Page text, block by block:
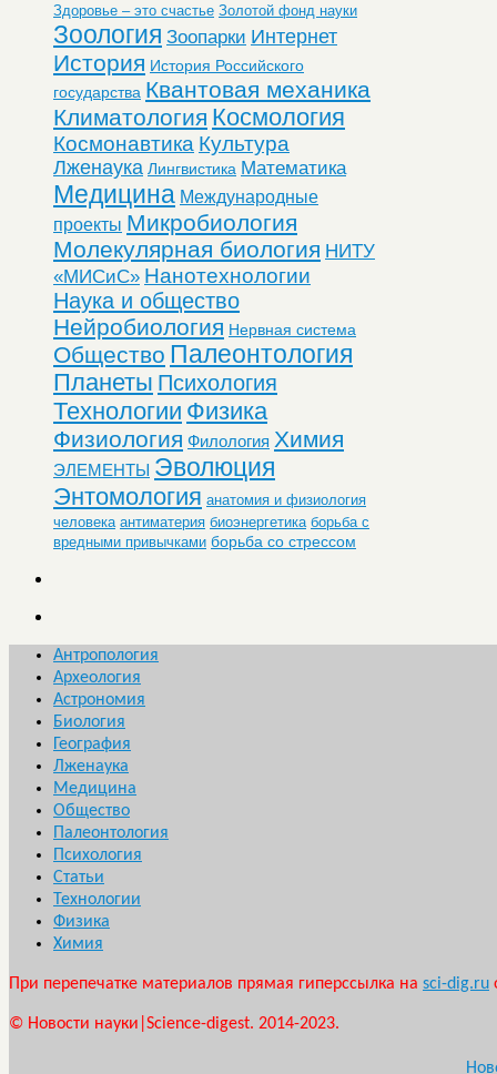
Здоровье – это счастье Золотой фонд науки
Зоология Зоопарки Интернет
История История Российского
государства Квантовая механика
Климатология Космология
Космонавтика Культура
Лженаука Лингвистика Математика
Медицина Международные
проекты Микробиология
Молекулярная биология НИТУ
«МИСиС» Нанотехнологии
Наука и общество
Нейробиология Нервная система
Общество Палеонтология
Планеты Психология
Технологии Физика
Физиология Филология Химия
ЭЛЕМЕНТЫ Эволюция
Энтомология анатомия и физиология
человека антиматерия биоэнергетика борьба с
вредными привычками борьба со стрессом
Антропология
Археология
Астрономия
Биология
География
Лженаука
Медицина
Общество
Палеонтология
Психология
Статьи
Технологии
Физика
Химия
При перепечатке материалов прямая гиперссылка на sci-dig.ru
© Новости науки|Science-digest. 2014-2023.